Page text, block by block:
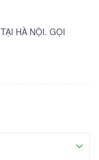
HÀ NỘI. GỌI